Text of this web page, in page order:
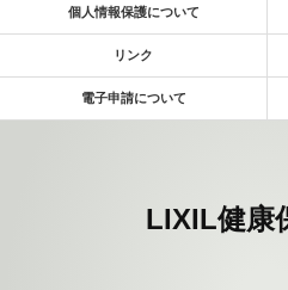
個人情報保護について
リンク
電子申請について
LIXIL健康